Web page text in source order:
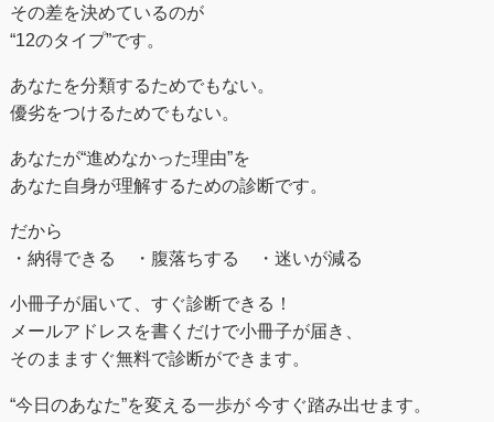
その差を決めているのが
“12のタイプ”です。
あなたを分類するためでもない。
優劣をつけるためでもない。
あなたが“進めなかった理由”を
あなた自身が理解するための診断です。
だから
・納得できる ・腹落ちする ・迷いが減る
小冊子が届いて、すぐ診断できる！
メールアドレスを書くだけで小冊子が届き、
そのまますぐ無料で診断ができます。
“今日のあなた”を変える一歩が 今すぐ踏み出せます。